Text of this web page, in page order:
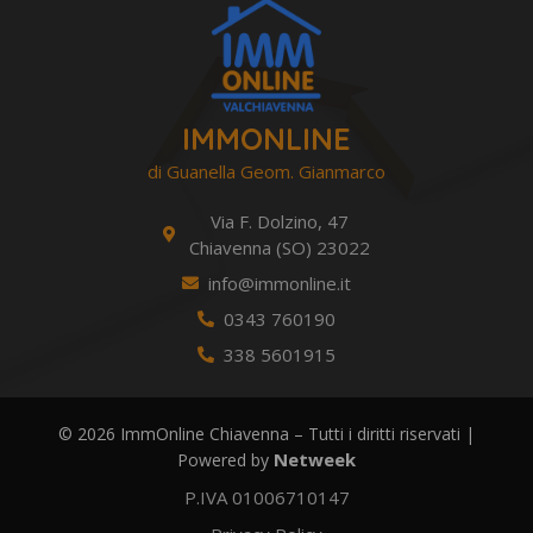
IMMONLINE
di Guanella Geom. Gianmarco
Via F. Dolzino, 47
Chiavenna (SO) 23022
info@immonline.it
0343 760190
338 5601915
© 2026 ImmOnline Chiavenna – Tutti i diritti riservati |
Powered by Netweek
P.IVA 01006710147